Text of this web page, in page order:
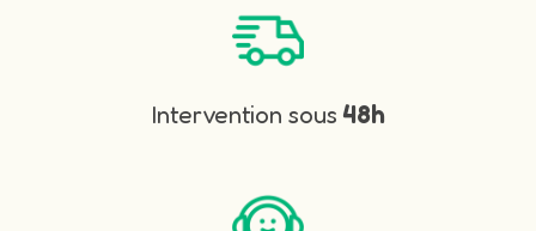
Intervention sous 48h